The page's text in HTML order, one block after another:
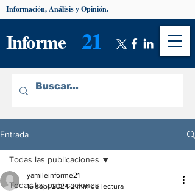
Informe 21
Información, Análisis y Opinión.
Entrada
Todas las publicaciones
Todas las publicaciones
yamileinforme21
16 sept 2024 2 min de lectura